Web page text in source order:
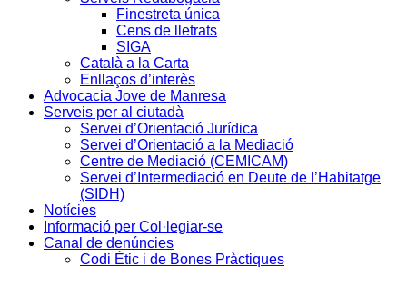
Finestreta única
Cens de lletrats
SIGA
Català a la Carta
Enllaços d’interès
Advocacia Jove de Manresa
Serveis per al ciutadà
Servei d’Orientació Jurídica
Servei d’Orientació a la Mediació
Centre de Mediació (CEMICAM)
Servei d’Intermediació en Deute de l’Habitatge
(SIDH)
Notícies
Informació per Col·legiar-se
Canal de denúncies
Codi Ètic i de Bones Pràctiques